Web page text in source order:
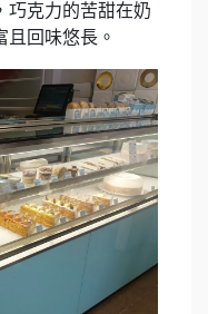
巧克力的苦甜在奶
且回味悠長。